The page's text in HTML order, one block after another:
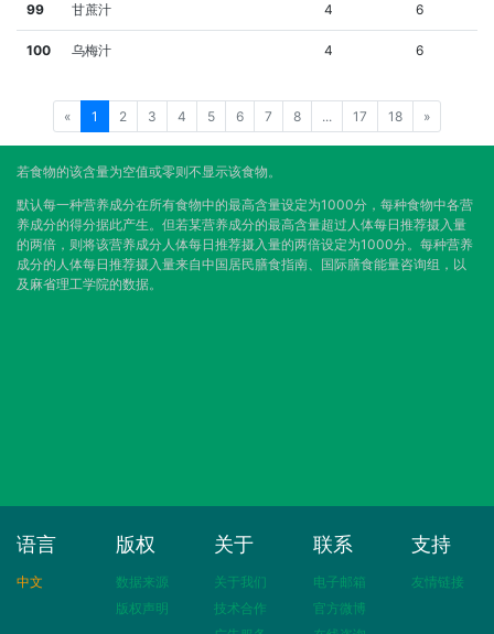
99 甘蔗汁 4 6
100 乌梅汁 4 6
« 1 2 3 4 5 6 7 8 ... 17 18 »
若食物的该含量为空值或零则不显示该食物。
默认每一种营养成分在所有食物中的最高含量设定为1000分，每种食物中各营
养成分的得分据此产生。但若某营养成分的最高含量超过人体每日推荐摄入量
的两倍，则将该营养成分人体每日推荐摄入量的两倍设定为1000分。每种营养
成分的人体每日推荐摄入量来自中国居民膳食指南、国际膳食能量咨询组，以
及麻省理工学院的数据。
语言
中文
版权
数据来源
版权声明
关于
关于我们
技术合作
联系
电子邮箱
官方微博
支持
友情链接